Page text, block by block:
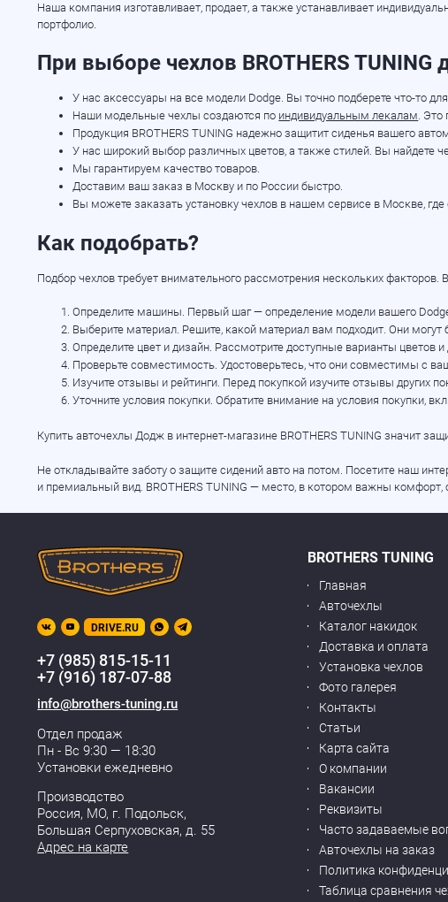
Наша компания изготавливает, продает, а также устанавливает
портфолио.
При выборе чехлов BROTHERS
У нас аксессуары на все модели Dodge. Вы точно подберетечто-то
Наши модельные чехлы создаются по индивидуальным лекалам .
Продукция BROTHERS TUNING надежно защитит сиденья вашего
У нас широкий выбор различных цветов, а также стилей. Вы найдете
Мы гарантируем качество товаров.
Доставим ваш заказ в Москву и по России быстро.
Вы можете заказать установку чехлов в нашем сервисе в Москве,
Как подобрать?
Подбор чехлов требует внимательного рассмотрения нескольких факторов.
Определите машины. Первый шаг — определение модели вашего
Выберите материал. Решите, какой материал вам подходит. Они
Определите цвет и дизайн. Рассмотрите доступные варианты цветов
Проверьте совместимость. Удостоверьтесь, что они совместимы с
Изучите отзывы и рейтинги. Перед покупкой изучите отзывы других
Уточните условия покупки. Обратите внимание на условия покупки,
Купить авточехлы Додж в интернет-магазине BROTHERS TUNING значит
Не откладывайте заботу о защите сидений авто на потом. Посетите наш
и премиальный вид. BROTHERS TUNING — место, в котором важны комфорт,
DRIVE.RU
+7 (985) 815-15-11
+7 (916) 187-07-88
info@brothers-tuning.ru
Отдел продаж
Пн - Вс 9:30 — 18:30
Установки ежедневно
Производство
Россия, МО, г. Подольск,
Большая Серпуховская, д. 55
Адрес на карте
BROTHERS TUNING
Главная
Авточехлы
Каталог накидок
Доставка и оплата
Установка чехлов
Фото галерея
Контакты
Статьи
Карта сайта
О компании
Вакансии
Реквизиты
Часто задаваемые
Авточехлы на заказ
Политика
Таблица сравнения